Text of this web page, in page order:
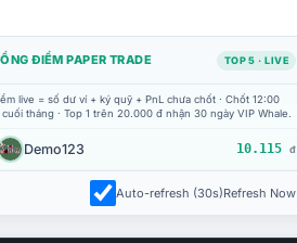
ĐIỂM PAPER TRADE TOP 5 · LIVE
live = số dư ví + ký quỹ + PnL chưa chốt · Chốt 12:00
tháng · Top 1 trên 20.000 đ nhận 30 ngày VIP Whale.
Demo123 10.115 đ
Auto-refresh (30s)Refresh Now